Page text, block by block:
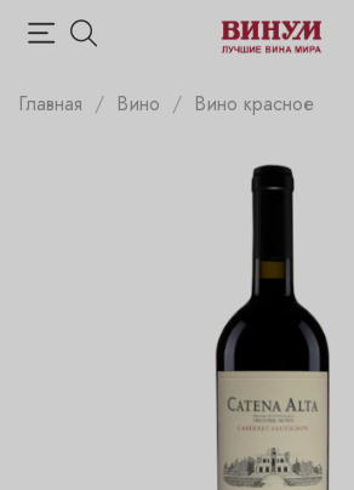
Главная Вино Вино красное